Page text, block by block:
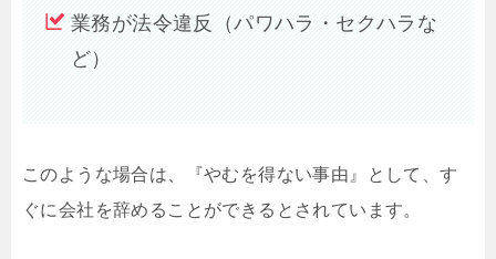
業務が法令違反（パワハラ・セクハラな
ど）
このような場合は、『やむを得ない事由』として、す
ぐに会社を辞めることができるとされています。